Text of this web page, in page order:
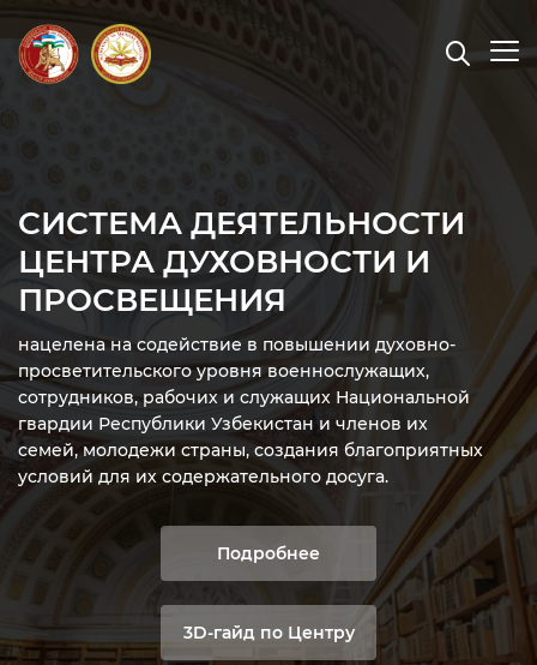
СИСТЕМА ДЕЯТЕЛЬНОСТИ
ЦЕНТРА ДУХОВНОСТИ И
ПРОСВЕЩЕНИЯ
нацелена на содействие в повышении духовно-
просветительского уровня военнослужащих,
сотрудников, рабочих и служащих Национальной
гвардии Республики Узбекистан и членов их
семей, молодежи страны, создания благоприятных
условий для их содержательного досуга.
Подробнее
3D-гайд по Центру